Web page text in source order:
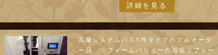
詳細を見る
高級システムバス1坪タイプのフルオーダ
ー品 リフォームバリューの浴室リフォー